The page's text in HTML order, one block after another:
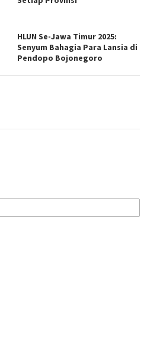
HLUN Se-Jawa Timur 2025:
Senyum Bahagia Para Lansia di
Pendopo Bojonegoro